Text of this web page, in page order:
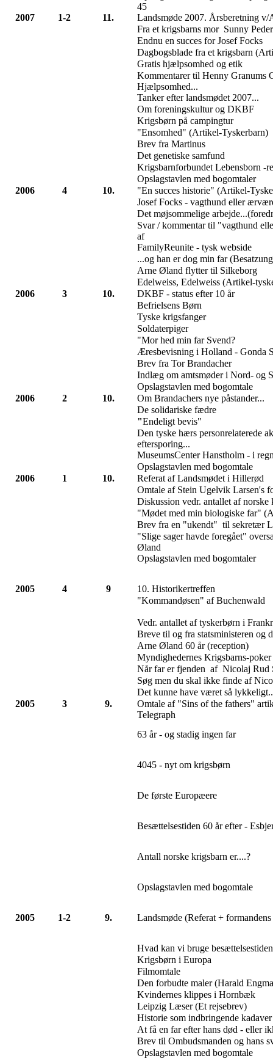
45
2007
1-2 11.
Landsmøde 2007. Årsberetning
Fra et krigsbarns mor Sunny
Endnu en succes for Josef Focks
Dagbogsblade fra et krigsbarn
Gratis hjælpsomhed og etik
Kommentarer til Henny Granums
Hjælpsomhed...
Tanker efter landsmødet 2007...
Om foreningskultur og DKBF
Krigsbørn på campingtur
"Ensomhed" (Artikel-Tyskerbarn)
Brev fra Martinus
Det genetiske samfund
Krigsbarnforbundet Lebensborn -
Opslagstavlen med bogomtaler
2006
4 10.
"En succes historie" (Artikel-
Josef Focks - vagthund eller
Det møjsommelige
Svar / kommentar til "vagthund
af
FamilyReunite - tysk webside
...og han er dog min far
Arne Øland flytter til Silkeborg
Edelweiss, Edelweiss (Artikel-
2006
3 10.
DKBF - status efter 10 år
Befrielsens Børn
Tyske krigsfanger
Soldaterpiger
"Mor hed min far Svend?
Æresbevisning i Holland - Gonda
Brev fra Tor Brandacher
Indlæg om amtsmøder i Nord- og
Opslagstavlen med bogomtale
2006
2 10.
Om Brandachers nye påstander...
De solidariske fædre
"Endeligt bevis"
Den tyske hærs personrelaterede
eftersporing...
MuseumsCenter Hanstholm - i
Opslagstavlen med bogomtale
2006
1 10.
Referat af Landsmødet i Hillerød
Omtale af Stein Ugelvik Larsen's
Diskussion vedr. antallet af norske
"Mødet med min biologiske far"
Brev fra en "ukendt" til sekretær
"Slige sager havde foregået"
Øland
Opslagstavlen med bogomtaler
2005 4 9
10. Historikertreffen
"Kommandøsen" af Buchenwald
Vedr. antallet af tyskerbørn i
Breve til og fra statsministeren og
Arne Øland 60 år (reception)
Myndighedernes Krigsbarns-poker
Når far er fjenden af Nicolaj Rud
Søg men du skal ikke finde af
Det kunne have været så
2005
3 9.
Omtale af "Sins of the fathers"
Telegraph
63 år - og stadig ingen far
4045 - nyt om krigsbørn
De første Europæere
Besættelsestiden 60 år efter -
Antall norske krigsbarn er....?
Opslagstavlen med bogomtale
2005 1-2 9. Landsmøde (Referat +
Hvad kan vi bruge
Krigsbørn i Europa
Filmomtale
Den forbudte maler (Harald
Kvindernes klippes i Hornbæk
Leipzig Læser (Et rejsebrev)
Historie som indbringende kadaver
At få en far efter hans død - eller
Brev til Ombudsmanden og hans
Opslagstavlen med bogomtale